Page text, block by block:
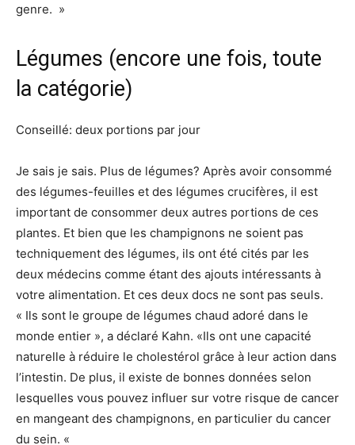
genre. »
Légumes (encore une fois, toute
la catégorie)
Conseillé: deux portions par jour
Je sais je sais. Plus de légumes? Après avoir consommé
des légumes-feuilles et des légumes crucifères, il est
important de consommer deux autres portions de ces
plantes. Et bien que les champignons ne soient pas
techniquement des légumes, ils ont été cités par les
deux médecins comme étant des ajouts intéressants à
votre alimentation. Et ces deux docs ne sont pas seuls.
« Ils sont le groupe de légumes chaud adoré dans le
monde entier », a déclaré Kahn. «Ils ont une capacité
naturelle à réduire le cholestérol grâce à leur action dans
l’intestin. De plus, il existe de bonnes données selon
lesquelles vous pouvez influer sur votre risque de cancer
en mangeant des champignons, en particulier du cancer
du sein. «